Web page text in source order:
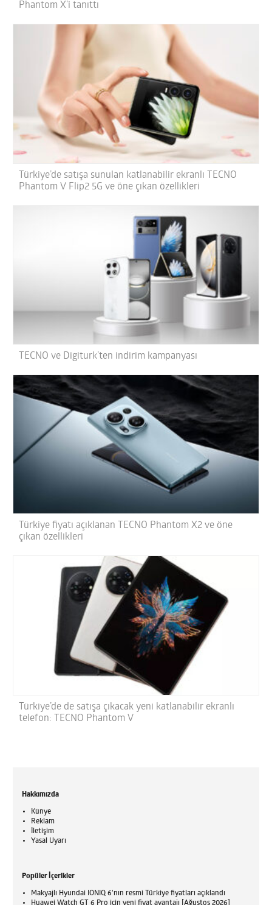
Phantom X’i tanıttı
Türkiye’de satışa sunulan katlanabilir ekranlı TECNO
Phantom V Flip2 5G ve öne çıkan özellikleri
TECNO ve Digiturk’ten indirim kampanyası
Türkiye fiyatı açıklanan TECNO Phantom X2 ve öne
çıkan özellikleri
Türkiye’de de satışa çıkacak yeni katlanabilir ekranlı
telefon: TECNO Phantom V
Hakkımızda
Künye
Reklam
İletişim
Yasal Uyarı
Popüler İçerikler
Makyajlı Hyundai IONIQ 6'nın resmi Türkiye fiyatları açıklandı
Huawei Watch GT 6 Pro için yeni fiyat avantajı [Ağustos 2026]